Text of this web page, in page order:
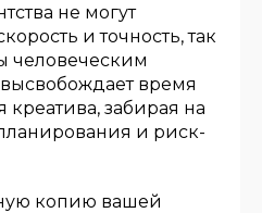
не могут
и точность, так
человеческим
время
забирая на
и риск-
копию вашей